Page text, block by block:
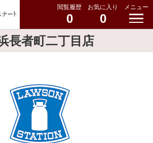
閲覧履歴
0
お気に入り
0
メニュー
長者町二丁目店